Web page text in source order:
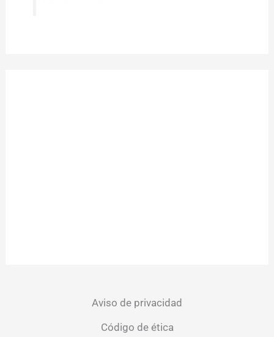
Aviso de privacidad
Código de ética